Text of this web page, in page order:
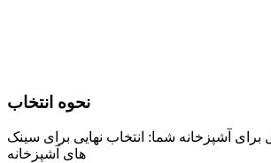
نحوه انتخاب
آشپزخانه شما: انتخاب نهایی برای سینک
های آشپزخانه